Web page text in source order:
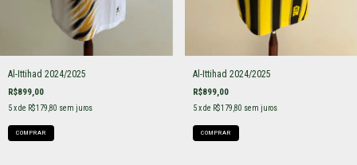
Al-Ittihad 2024/2025
R$899,00
5x de R$179,80 sem juros
COMPRAR
Al-Ittihad 2024/2025
R$899,00
5 x de R$179,80 sem juros
COMPRAR